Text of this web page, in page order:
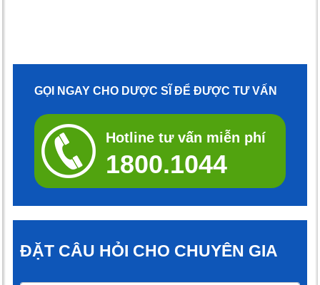
GỌI NGAY CHO DƯỢC SĨ ĐỂ ĐƯỢC TƯ VẤN
Hotline tư vấn miễn phí
1800.1044
ĐẶT CÂU HỎI CHO CHUYÊN GIA